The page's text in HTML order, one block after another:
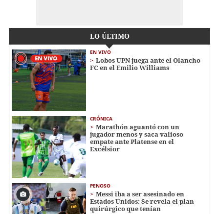
LO ÚLTIMO
EN VIVO
Lobos UPN juega ante el Olancho
FC en el Emilio Williams
CRÓNICA
Marathón aguantó con un
jugador menos y saca valioso
empate ante Platense en el
Excélsior
PENOSO
Messi iba a ser asesinado en
Estados Unidos: Se revela el plan
quirúrgico que tenían